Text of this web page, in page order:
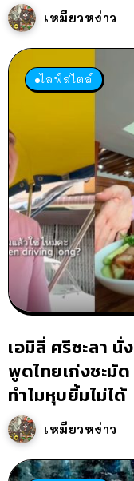
เหมียวหง่าว
ไลฟ์สไตล์
เอมิลี่ ศรีชะลา
พูดไทยเก่งชะมัด
ทำไมหุบยิ้มไม่ได้
เหมียวหง่าว